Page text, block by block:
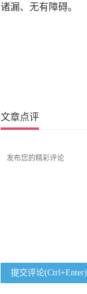
诸漏、无有障碍。
文章点评
提交评论(Ctrl+Enter)